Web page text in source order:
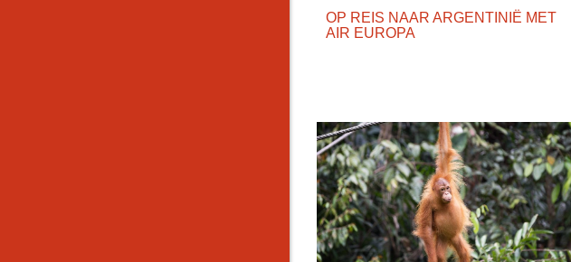
OP REIS NAAR ARGENTINIË MET
AIR EUROPA